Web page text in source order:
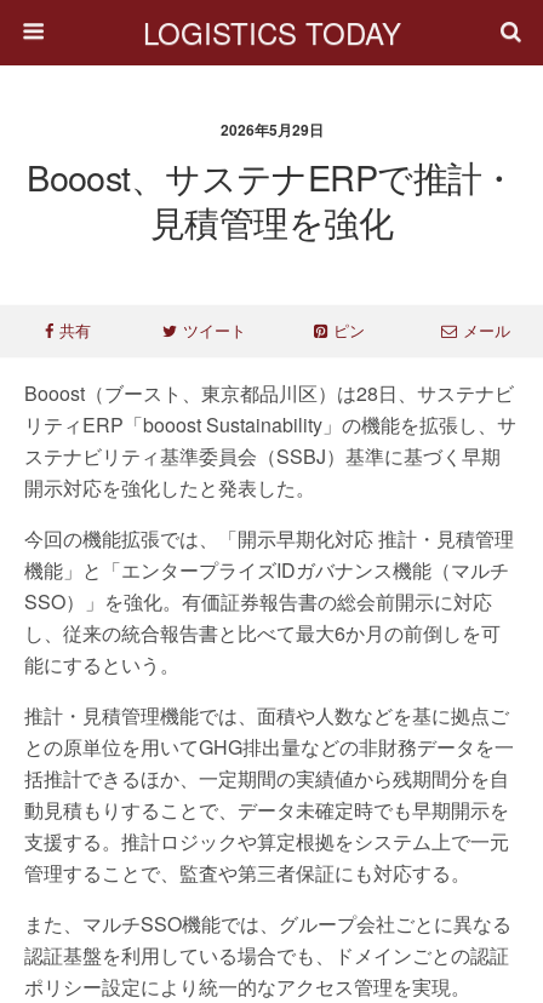
LOGISTICS TODAY
2026年5月29日
Booost、サステナERPで推計・
見積管理を強化
共有 ツイート ピン メール
Booost（ブースト、東京都品川区）は28日、サステナビ
リティERP「booost Sustainability」の機能を拡張し、サ
ステナビリティ基準委員会（SSBJ）基準に基づく早期
開示対応を強化したと発表した。
今回の機能拡張では、「開示早期化対応 推計・見積管理
機能」と「エンタープライズIDガバナンス機能（マルチ
SSO）」を強化。有価証券報告書の総会前開示に対応
し、従来の統合報告書と比べて最大6か月の前倒しを可
能にするという。
推計・見積管理機能では、面積や人数などを基に拠点ご
との原単位を用いてGHG排出量などの非財務データを一
括推計できるほか、一定期間の実績値から残期間分を自
動見積もりすることで、データ未確定時でも早期開示を
支援する。推計ロジックや算定根拠をシステム上で一元
管理することで、監査や第三者保証にも対応する。
また、マルチSSO機能では、グループ会社ごとに異なる
認証基盤を利用している場合でも、ドメインごとの認証
ポリシー設定により統一的なアクセス管理を実現。